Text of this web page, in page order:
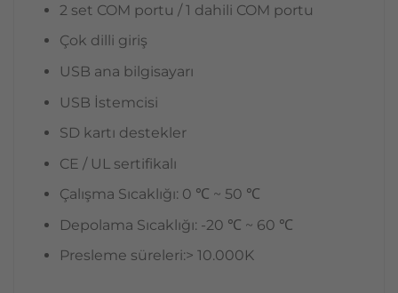
2 set COM portu / 1 dahili COM portu
Çok dilli giriş
USB ana bilgisayarı
USB İstemcisi
SD kartı destekler
CE / UL sertifikalı
Çalışma Sıcaklığı: 0 ℃ ~ 50 ℃
Depolama Sıcaklığı: -20 ℃ ~ 60 ℃
Presleme süreleri:> 10.000K